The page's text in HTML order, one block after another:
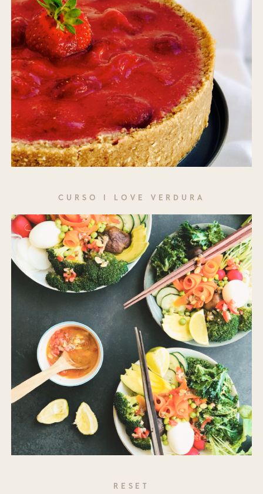
CURSO I LOVE VERDURA
RESET